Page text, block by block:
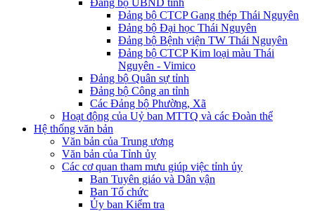
Đảng bộ CTCP Gang thép Thái Nguyên
Đảng bộ Đại học Thái Nguyên
Đảng bộ Bệnh viện TW Thái Nguyên
Đảng bộ CTCP Kim loại màu Thái
Nguyên - Vimico
Đảng bộ Quân sự tỉnh
Đảng bộ Công an tỉnh
Các Đảng bộ Phường, Xã
Hoạt động của Uỷ ban MTTQ và các Đoàn thể
Hệ thống văn bản
Văn bản của Trung ương
Văn bản của Tỉnh ủy
Các cơ quan tham mưu giúp việc tỉnh ủy
Ban Tuyên giáo và Dân vận
Ban Tổ chức
Ủy ban Kiểm tra